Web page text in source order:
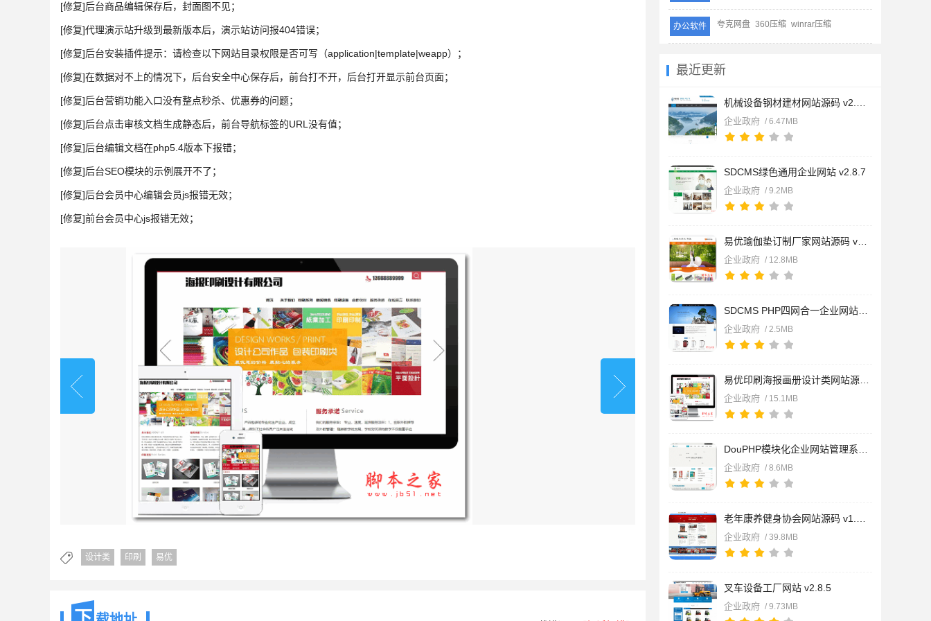
办公软件 夸克网盘 360压缩 winrar压缩
最近更新
企业政府 / 6.47MB
SDCMS绿色通用企业网站 v2.8.7
企业政府 / 9.2MB
企业政府 / 12.8MB
企业政府 / 2.5MB
企业政府 / 15.1MB
企业政府 / 8.6MB
企业政府 / 39.8MB
叉车设备工厂网站 v2.8.5
企业政府 / 9.73MB
[修复]后台商品编辑保存后，封面图不见；
[修复]代理演示站升级到最新版本后，演示站访问报404错误；
[修复]后台安装插件提示：请检查以下网站目录权限是否可写（application|template|weapp）；
[修复]在数据对不上的情况下，后台安全中心保存后，前台打不开，后台打开显示前台页面；
[修复]后台营销功能入口没有整点秒杀、优惠券的问题；
[修复]后台点击审核文档生成静态后，前台导航标签的URL没有值；
[修复]后台编辑文档在php5.4版本下报错；
[修复]后台SEO模块的示例展开不了；
[修复]后台会员中心编辑会员js报错无效；
[修复]前台会员中心js报错无效；
设计类 印刷 易优